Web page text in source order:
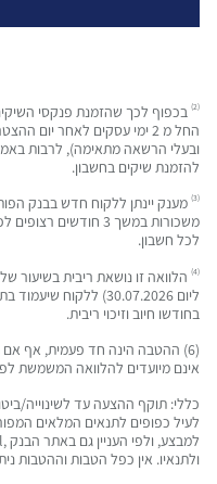
(2)
בכפוף לכך שהזמנת פנקסי
החל מ 2 ימי עסקים לאחר יום
ובעלי הרשאה מתאימה), לרבות
להזמנת שיקים בחשבון.
(3)
משכורות במשך 3
לכל חשבון.
(4)
ליום 30.07.2026) ללקוח
בחודשו חיוב וזיכוי ריבית.
(6) ההטבה הינה חד פעמית, אף
אינם מיועדים להלוואה המשמשת
כללי: תוקף ההצעה עד לשינוייה/
לעיל כפופים לתנאים המלאים
ולתנאיו. אין כפל הטבות וההטבות